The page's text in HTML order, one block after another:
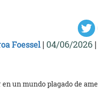
Foessel| 04/06/2026 |
un mundo plagado de